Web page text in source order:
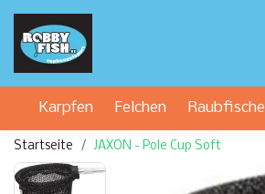
Karpfen Felchen Raubfische
Startseite JAXON - Pole Cup Soft